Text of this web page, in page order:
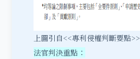
上圖引自<<專利侵權判斷要點>>
法官判決重點：